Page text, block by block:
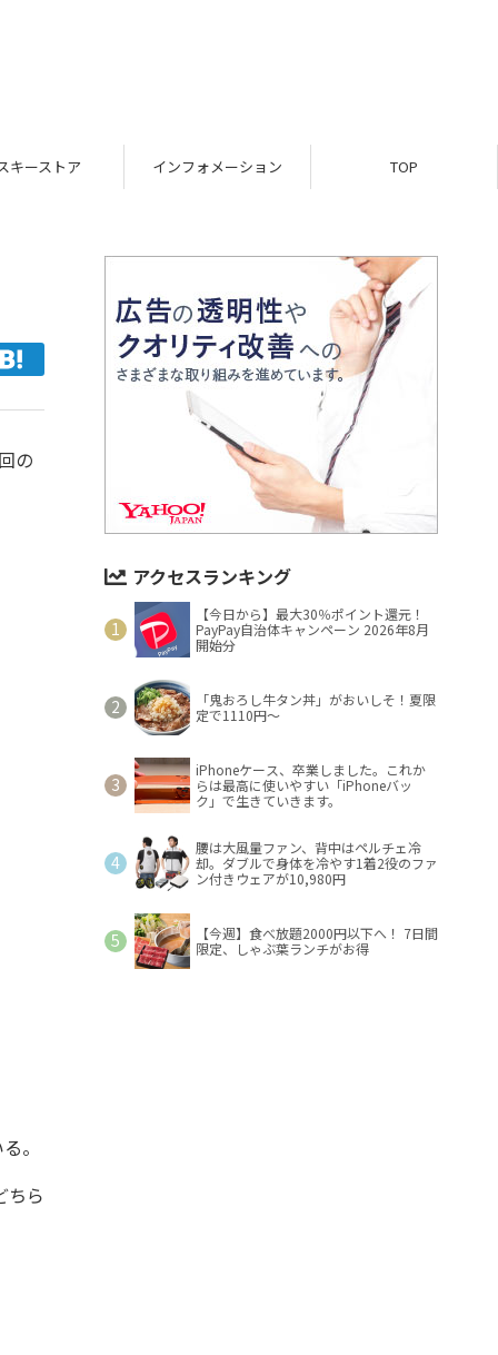
キーストア インフォメーション TOP
の
。
ちら
アクセスランキング
【今日から】最大30％ポイント還元！
PayPay自治体キャンペーン 2026年8月
開始分
「鬼おろし牛タン丼」がおいしそ！夏限
定で1110円～
iPhoneケース、卒業しました。これか
らは最高に使いやすい「iPhoneバッ
ク」で生きていきます。
腰は大風量ファン、背中はペルチェ冷
却。ダブルで身体を冷やす1着2役のファ
ン付きウェアが10,980円
【今週】食べ放題2000円以下へ！ 7日間
限定、しゃぶ葉ランチがお得